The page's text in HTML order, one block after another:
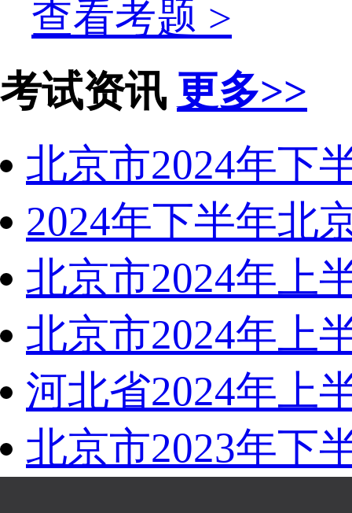
查看考题 >
考试资讯 更多>>
北京市2024年下
2024年下半年北
北京市2024年上
北京市2024年上
河北省2024年上
北京市2023年下